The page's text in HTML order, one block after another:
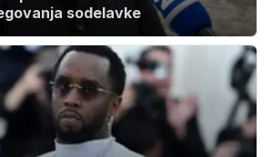
sodelavke